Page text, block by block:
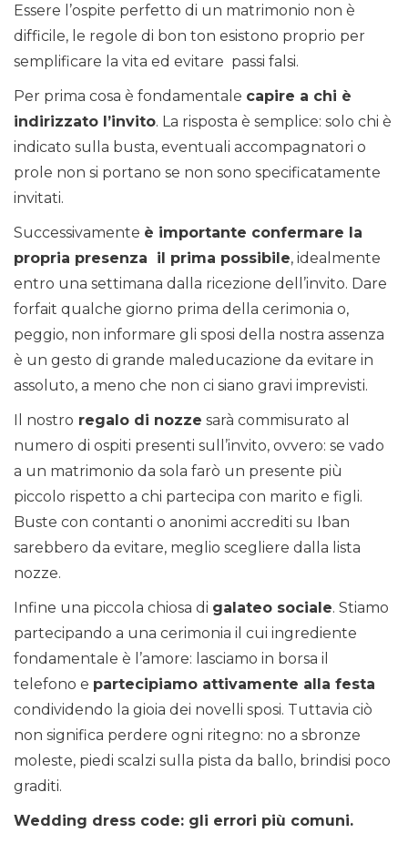
Essere l’ospite perfetto di un matrimonio non è
difficile, le regole di bon ton esistono proprio per
semplificare la vita ed evitare passi falsi.
Per prima cosa è fondamentale capire a chi è
indirizzato l’invito. La risposta è semplice: solo chi è
indicato sulla busta, eventuali accompagnatori o
prole non si portano se non sono specificatamente
invitati.
Successivamente è importante confermare la
propria presenza il prima possibile, idealmente
entro una settimana dalla ricezione dell’invito. Dare
forfait qualche giorno prima della cerimonia o,
peggio, non informare gli sposi della nostra assenza
è un gesto di grande maleducazione da evitare in
assoluto, a meno che non ci siano gravi imprevisti.
Il nostro regalo di nozze sarà commisurato al
numero di ospiti presenti sull’invito, ovvero: se vado
a un matrimonio da sola farò un presente più
piccolo rispetto a chi partecipa con marito e figli.
Buste con contanti o anonimi accrediti su Iban
sarebbero da evitare, meglio scegliere dalla lista
nozze.
Infine una piccola chiosa di galateo sociale. Stiamo
partecipando a una cerimonia il cui ingrediente
fondamentale è l’amore: lasciamo in borsa il
telefono e partecipiamo attivamente alla festa
condividendo la gioia dei novelli sposi. Tuttavia ciò
non significa perdere ogni ritegno: no a sbronze
moleste, piedi scalzi sulla pista da ballo, brindisi poco
graditi.
Wedding dress code: gli errori più comuni.